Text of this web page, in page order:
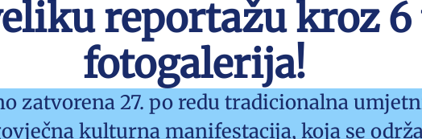
reportažu kroz
fotogalerija!
zatvorena 27. po redu tradicionalna
kulturna manifestacija, koja se